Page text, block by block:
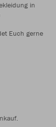
in
Euch gerne